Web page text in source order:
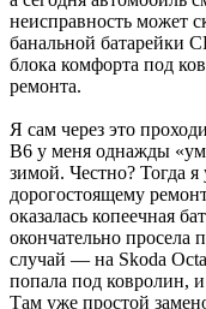
неисправность может
банальной батарейки
блока комфорта под
ремонта.
Я сам через это
B6 у меня однажды
зимой. Честно? Тогда
дорогостоящему
оказалась копеечная
окончательно
случай — на Skoda
попала под ковролин,
Там уже простой